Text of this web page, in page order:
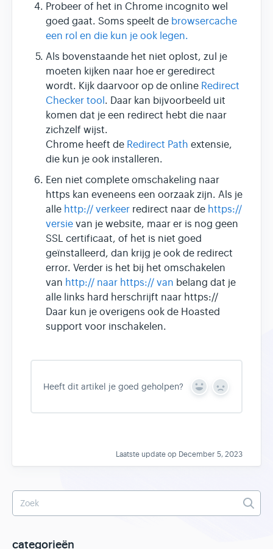
Probeer of het in Chrome incognito wel
goed gaat. Soms speelt de browsercache
een rol en die kun je ook legen.
Als bovenstaande het niet oplost, zul je
moeten kijken naar hoe er geredirect
wordt. Kijk daarvoor op de online Redirect
Checker tool. Daar kan bijvoorbeeld uit
komen dat je een redirect hebt die naar
zichzelf wijst.
Chrome heeft de Redirect Path extensie,
die kun je ook installeren.
Een niet complete omschakeling naar
https kan eveneens een oorzaak zijn. Als je
alle http:// verkeer redirect naar de https://
versie van je website, maar er is nog geen
SSL certificaat, of het is niet goed
geïnstalleerd, dan krijg je ook de redirect
error. Verder is het bij het omschakelen
van http:// naar https:// van belang dat je
alle links hard herschrijft naar https://
Daar kun je overigens ook de Hoasted
support voor inschakelen.
Heeft dit artikel je goed geholpen?
Y
s
N
Laatste update op December 5, 2023
categorieën